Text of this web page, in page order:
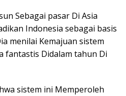
Sebagai pasar Di Asia
Indonesia sebagai basis
menilai Kemajuan sistem
fantastis Didalam tahun Di
sistem ini Memperoleh